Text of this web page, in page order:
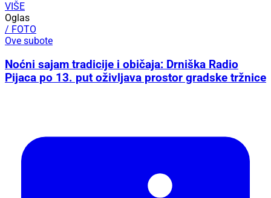
VIŠE
Oglas
/ FOTO
Ove subote
Noćni sajam tradicije i običaja: Drniška Radio
Pijaca po 13. put oživljava prostor gradske tržnice